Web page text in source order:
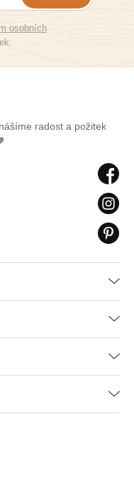
osobních
radost a požitek